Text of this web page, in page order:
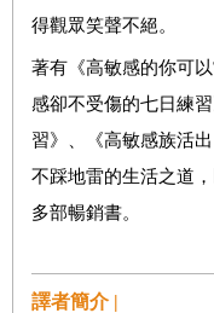
得觀眾笑聲不絕。
著有《高敏感的你可
感卻不受傷的七日練
習》、《高敏感族活
不踩地雷的生活之道
多部暢銷書。
譯者簡介 |